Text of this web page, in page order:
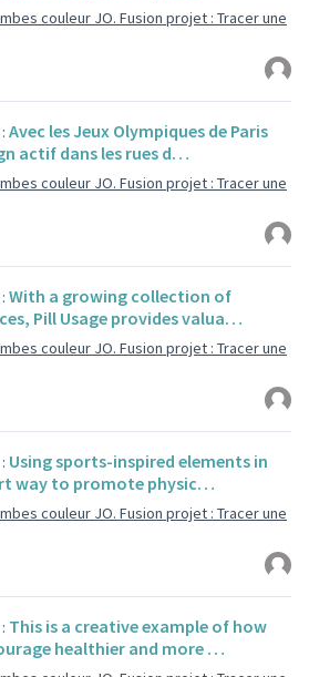
couleur JO. Fusion projet : Tracer une
Avec les Jeux Olympiques de Paris
actif dans les rues d…
couleur JO. Fusion projet : Tracer une
With a growing collection of
Pill Usage provides valua…
couleur JO. Fusion projet : Tracer une
Using sports-inspired elements in
way to promote physic…
couleur JO. Fusion projet : Tracer une
This is a creative example of how
healthier and more …